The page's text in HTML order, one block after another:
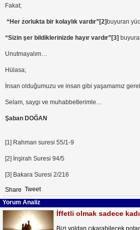
Fakat;
“Her zorlukta bir kolaylık vardır” [2] buyuran
“Sizin şer bildiklerinizde hayır vardır” [3]
Unutmayalım…
Hülasa;
İnsan olduğumuzu ve insan gibi yaşamamız
Selam, saygı ve muhabbetlerimle…
Şaban DOĞAN
[1] Rahman suresi 55/1-9
[2] İnşirah Suresi 94/5
[3] Bakara Suresi 2/216
Share Tweet
Yorum Analiz
İffetli olmak sadece
Bizi yoldan çıkarabilecek